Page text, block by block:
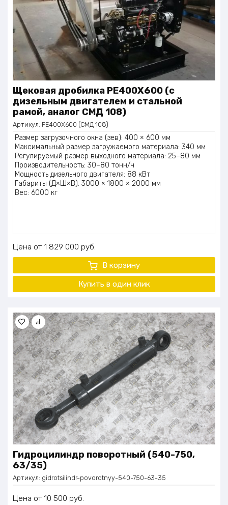
Щековая дробилка PE400X600 (с
дизельным двигателем и стальной
рамой, аналог СМД 108)
Артикул: PE400X600 (СМД 108)
Размер загрузочного окна (зев): 400 × 600 мм
Максимальный размер загружаемого материала: 340 мм
Регулируемый размер выходного материала: 25–80 мм
Производительность: 30–80 тонн/ч
Мощность дизельного двигателя: 88 кВт
Габариты (Д×Ш×В): 3000 × 1800 × 2000 мм
Вес: 6000 кг
Цена 1 829 000 руб.
В корзину
Купить в один клик
Гидроцилиндр поворотный (540-750,
63/35)
Артикул: gidrotsilindr-povorotnyy-540-750-63-35
Цена 10 500 руб.